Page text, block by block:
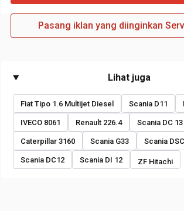
Pasang iklan yang diinginkan
Lihat juga
Fiat Tipo 1.6 Multijet Diesel Scania D11
IVECO 8061 Renault 226.4 Scania DC 13
Caterpillar 3160 Scania G33 Scania
Scania DC12 Scania DI 12 ZF Hitachi